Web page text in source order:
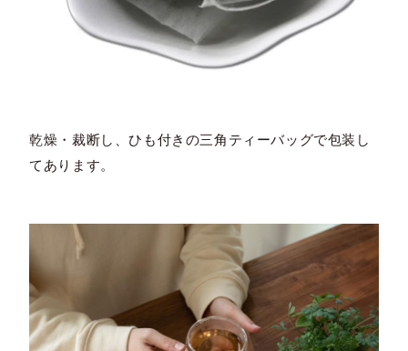
乾燥・裁断し、ひも付きの三角ティーバッグで包装し
てあります。